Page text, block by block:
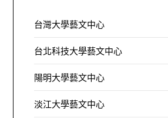
台灣大學藝文中心
台北科技大學藝文中心
陽明大學藝文中心
淡江大學藝文中心